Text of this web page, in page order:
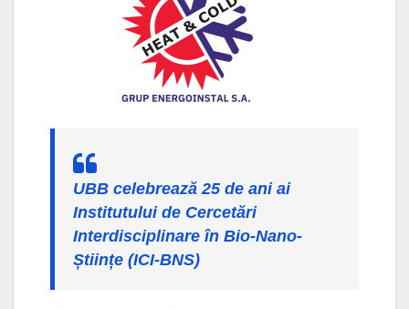
UBB celebrează 25 de ani ai
Institutului de Cercetări
Interdisciplinare în Bio-Nano-
Științe (ICI-BNS)